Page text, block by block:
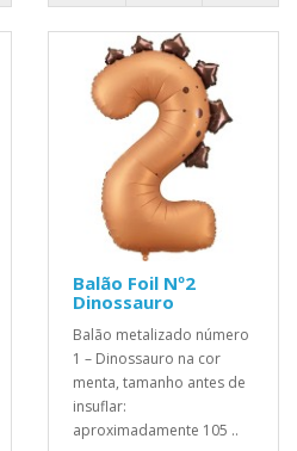
Balão Foil Nº2
Dinossauro
Balão metalizado número
1 – Dinossauro na cor
menta, tamanho antes de
insuflar:
aproximadamente 105 ..